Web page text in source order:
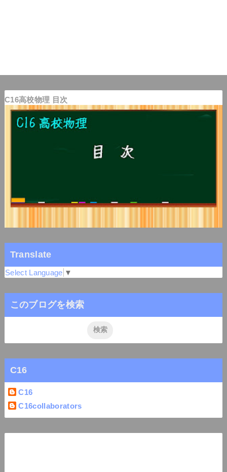
C16高校物理 目次
Translate
Select Language ▼
このブログを検索
C16
C16
C16collaborators